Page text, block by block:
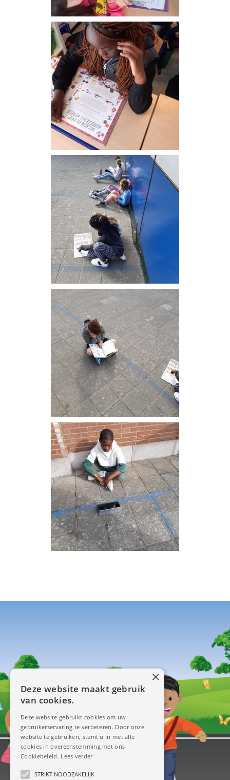
×
Deze website maakt gebruik
van cookies.
Deze website gebruikt cookies om uw
gebruikerservaring te verbeteren. Door onze
website te gebruiken, stemt u in met alle
cookies in overeenstemming met ons
Cookiebeleid. Lees verder
STRIKT NOODZAKELIJK